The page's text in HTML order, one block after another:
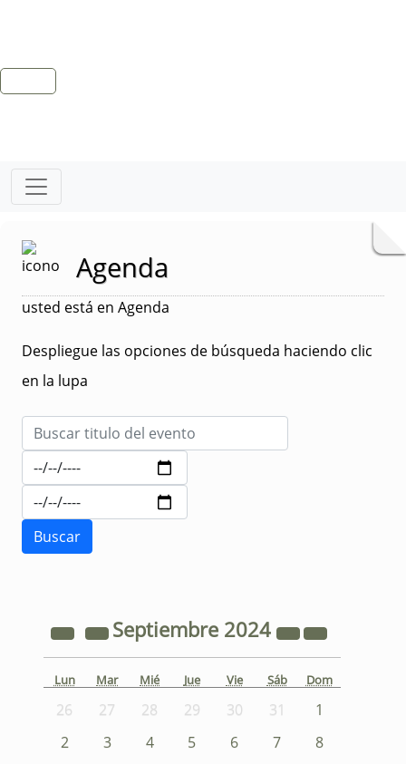
Agenda
usted está en Agenda
Despliegue las opciones de búsqueda haciendo clic
en la lupa
Septiembre 2024
Lun Mar Mié Jue Vie Sáb Dom
26 27 28 29 30 31
1
2
3 4 5 6 7
8